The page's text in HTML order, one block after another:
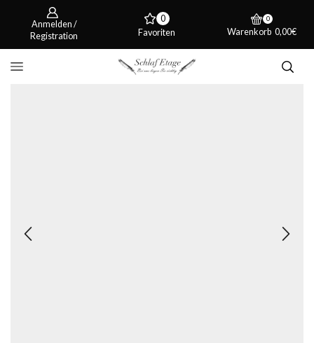
Anmelden /
Registration
0
Favoriten
0
Warenkorb 0,00€